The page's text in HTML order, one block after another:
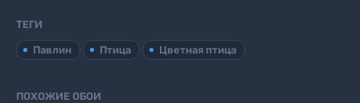
ТЕГИ
Павлин Птица Цветная птица
ПОХОЖИЕ ОБОИ